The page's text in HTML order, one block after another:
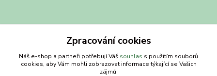
Zpracování cookies
Náš e-shop a partneři potřebují Váš souhlas s použitím souborů
cookies, aby Vám mohli zobrazovat informace týkající se Vašich
zájmů.